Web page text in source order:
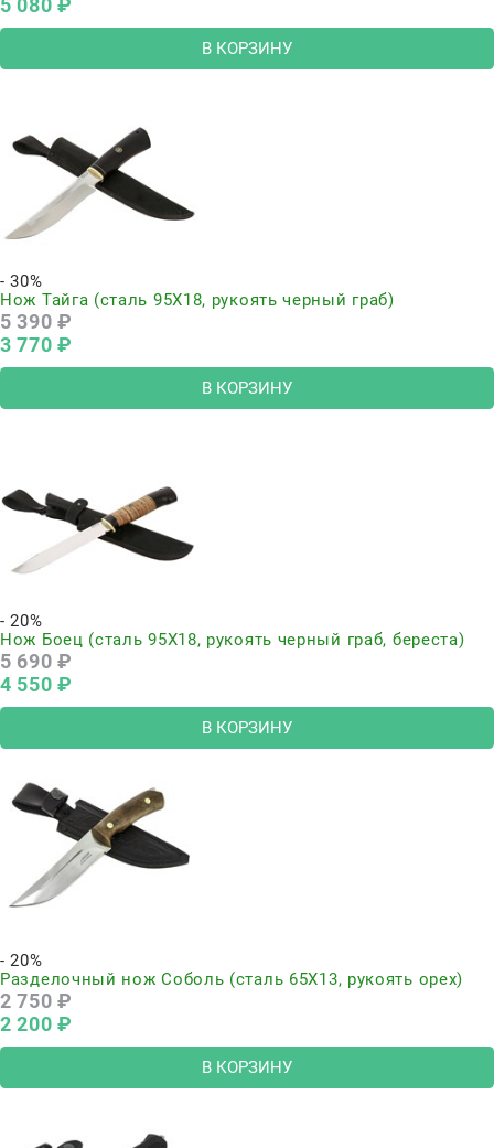
5 080 ₽
В КОРЗИНУ
- 30%
Нож Тайга (сталь 95Х18, рукоять черный граб)
5 390 ₽
3 770 ₽
В КОРЗИНУ
- 20%
Нож Боец (сталь 95Х18, рукоять черный граб, береста)
5 690 ₽
4 550 ₽
В КОРЗИНУ
- 20%
Разделочный нож Соболь (сталь 65Х13, рукоять орех)
2 750 ₽
2 200 ₽
В КОРЗИНУ